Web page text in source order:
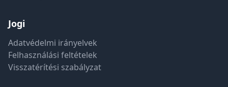
Jogi
Adatvédelmi irányelvek
Felhasználási feltételek
Visszatérítési szabályzat